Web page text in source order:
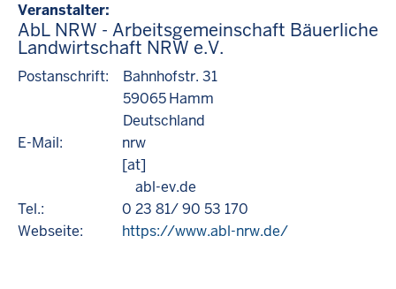
Veranstalter
AbL NRW - Arbeitsgemeinschaft Bäuerliche
Landwirtschaft NRW e.V.
Postanschrift:
Bahnhofstr. 31
59065Hamm
Deutschland
E-Mail:
nrw
[at]
abl-ev.de
Tel.:
0 23 81/ 90 53 170
Webseite:
https://www.abl-nrw.de/